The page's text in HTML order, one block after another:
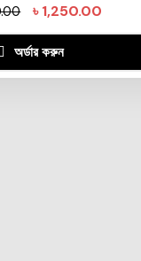
৳1,250.00
অর্ডার করুন